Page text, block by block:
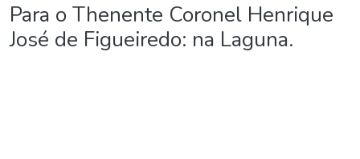
Estatísticas
Para o Thenente Coronel Henrique
José de Figueiredo: na Laguna.